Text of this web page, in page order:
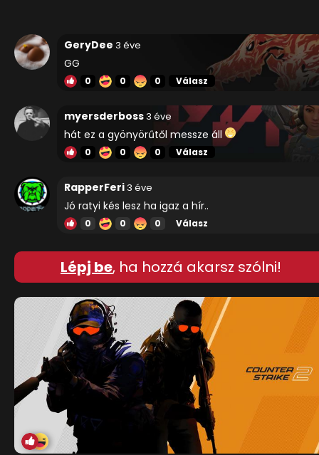
GeryDee 3 éve
GG
0 0 0 Válasz
myersderboss3 éve
hát ez a gyönyörűtől messze áll
0 0 0 Válasz
RapperFeri 3 éve
Jó ratyi kés lesz ha igaz a hír..
0 0 0 Válasz
Lépj be, ha hozzá akarsz szólni!